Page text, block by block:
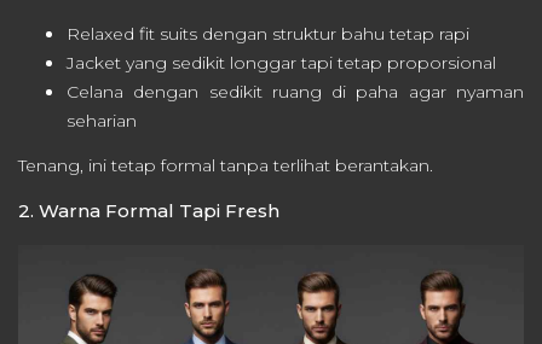
Relaxed fit suits dengan struktur bahu tetap rapi
Jacket yang sedikit longgar tapi tetap proporsional
Celana dengan sedikit ruang di paha agar nyaman
seharian
Tenang, ini tetap formal tanpa terlihat berantakan.
2. Warna Formal Tapi Fresh